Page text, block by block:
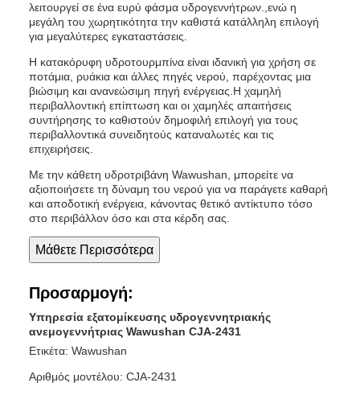
λειτουργεί σε ένα ευρύ φάσμα υδρογεννήτρων.,ενώ η
μεγάλη του χωρητικότητα την καθιστά κατάλληλη επιλογή
για μεγαλύτερες εγκαταστάσεις.
Η κατακόρυφη υδροτουρμπίνα είναι ιδανική για χρήση σε
ποτάμια, ρυάκια και άλλες πηγές νερού, παρέχοντας μια
βιώσιμη και ανανεώσιμη πηγή ενέργειας.Η χαμηλή
περιβαλλοντική επίπτωση και οι χαμηλές απαιτήσεις
συντήρησης το καθιστούν δημοφιλή επιλογή για τους
περιβαλλοντικά συνειδητούς καταναλωτές και τις
επιχειρήσεις.
Με την κάθετη υδροτριβάνη Wawushan, μπορείτε να
αξιοποιήσετε τη δύναμη του νερού για να παράγετε καθαρή
και αποδοτική ενέργεια, κάνοντας θετικό αντίκτυπο τόσο
στο περιβάλλον όσο και στα κέρδη σας.
Μάθετε Περισσότερα
Προσαρμογή:
Υπηρεσία εξατομίκευσης υδρογεννητριακής
ανεμογεννήτριας Wawushan CJA-2431
Ετικέτα: Wawushan
Αριθμός μοντέλου: CJA-2431